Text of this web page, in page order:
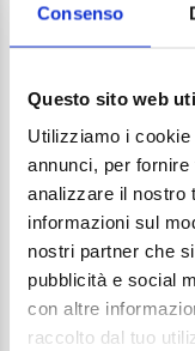
Consenso
Questo sito web
Utilizziamo i
annunci, per
analizzare il nostro
informazioni sul
nostri partner che
pubblicità e social
con altre
raccolto dal tuo
LEAVE A REPLY
fields are marked *
Comment